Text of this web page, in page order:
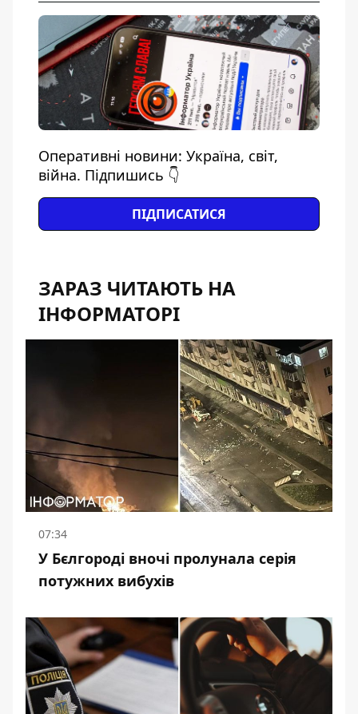
Оперативні новини: Україна, світ,
війна. Підпишись 👇
ПІДПИСАТИСЯ
ЗАРАЗ ЧИТАЮТЬ НА
ІНФОРМАТОРІ
07:34
У Бєлгороді вночі пролунала серія
потужних вибухів